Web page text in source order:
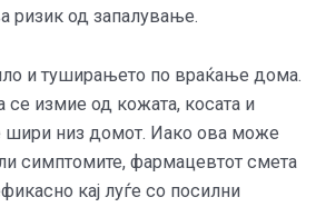
ризик од запалување.
и туширањето по враќање дома.
се измие од кожата, косата и
шири низ домот. Иако ова може
симптомите, фармацевтот смета
кај луѓе со посилни